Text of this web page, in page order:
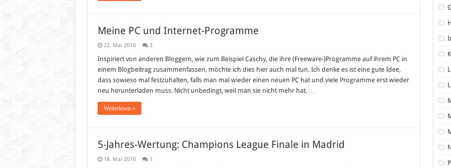
Meine PC und Internet-Programme
22. Mai 2010 3
Inspiriert von anderen Bloggern, wie zum Beispiel Caschy, die ihre (Freeware-)Programme auf ihrem PC in
einem Blogbeitrag zusammenfassen, möchte ich dies hier auch mal tun. Ich denke es ist eine gute Idee,
dass sowieso mal festzuhalten, falls man mal wieder einen neuen PC hat und viele Programme erst wieder
neu herunterladen muss. Nicht unbedingt, weil man sie nicht mehr hat, …
Weiterlesen »
5-Jahres-Wertung: Champions League Finale in Madrid
18. Mai 2010 1